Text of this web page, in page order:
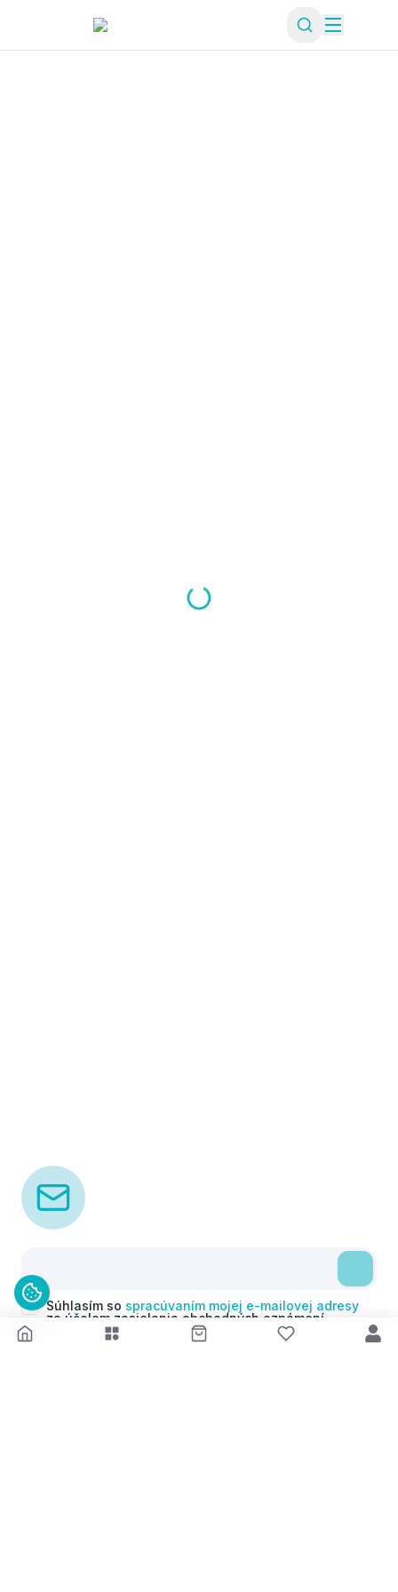
Súhlasím so spracúvaním mojej e-mailovej adresy
za účelom zasielania obchodných oznámení
(newsletterov) v súlade s čl. 6 ods. 1 písm. a)
Nariadenia GDPR. Svoj súhlas môžem kedykoľvek